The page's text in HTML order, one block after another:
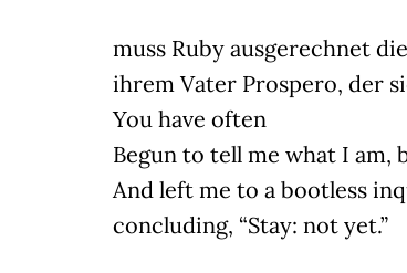
muss Ruby ausgerechnet
ihrem Vater Prospero, der
You have often
Begun to tell me what I am,
And left me to a bootless
concluding, “Stay: not yet.”